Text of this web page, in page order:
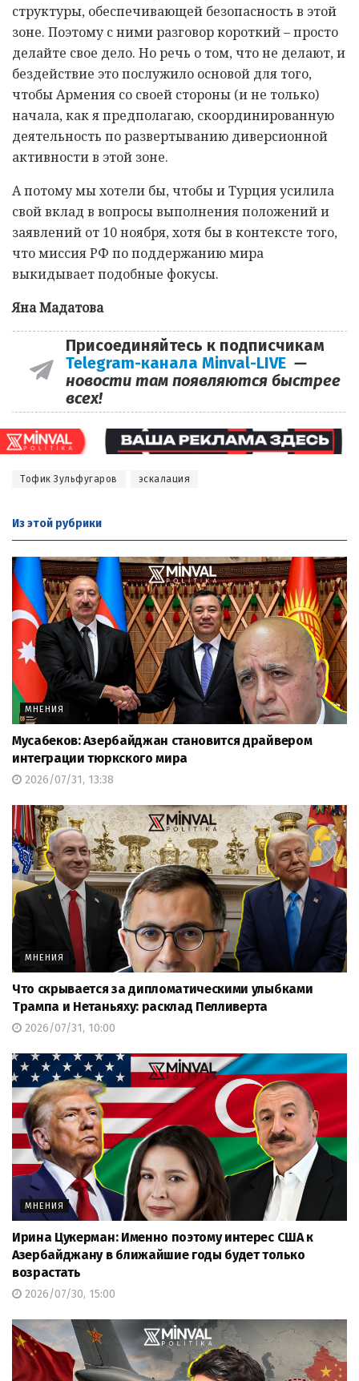
структуры, обеспечивающей безопасность в этой
зоне. Поэтому с ними разговор короткий – просто
делайте свое дело. Но речь о том, что не делают, и
бездействие это послужило основой для того,
чтобы Армения со своей стороны (и не только)
начала, как я предполагаю, скоординированную
деятельность по развертыванию диверсионной
активности в этой зоне.
А потому мы хотели бы, чтобы и Турция усилила
свой вклад в вопросы выполнения положений и
заявлений от 10 ноября, хотя бы в контексте того,
что миссия РФ по поддержанию мира
выкидывает подобные фокусы.
Яна Мадатова
Присоединяйтесь к подписчикам
Telegram-канала Minval-LIVE —
новости там появляются быстрее
всех!
Тофик Зульфугаров эскалация
Из этой рубрики
МНЕНИЯ
Мусабеков: Азербайджан становится драйвером
интеграции тюркского мира
2026/07/31, 13:38
МНЕНИЯ
Что скрывается за дипломатическими улыбками
Трампа и Нетаньяху: расклад Пелливерта
2026/07/31, 10:00
МНЕНИЯ
Ирина Цукерман: Именно поэтому интерес США к
Азербайджану в ближайшие годы будет только
возрастать
2026/07/30, 15:00